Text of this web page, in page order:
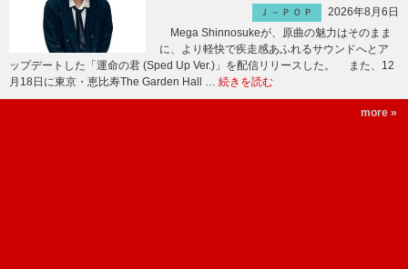
Ｊ－ＰＯＰ
2026年8月6日
Mega Shinnosukeが、原曲の魅力はそのまま
に、より軽快で疾走感あふれるサウンドへとア
ップデートした「運命の君 (Sped Up Ver.)」を配信リリースした。 また、12
月18日に東京・恵比寿The Garden Hall … 続きを読む
more »